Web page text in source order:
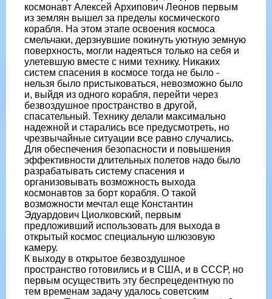
космонавт Алексей Архипович Леонов первым
из землян вышел за пределы космического
корабля. На этом этапе освоения космоса
смельчаки, дерзнувшие покинуть уютную земную
поверхность, могли надеяться только на себя и
улетевшую вместе с ними технику. Никаких
систем спасения в космосе тогда не было -
нельзя было пристыковаться, невозможно было
и, выйдя из одного корабля, перейти через
безвоздушное пространство в другой,
спасательный. Технику делали максимально
надежной и старались все предусмотреть, но
чрезвычайные ситуации все равно случались.
Для обеспечения безопасности и повышения
эффективности длительных полетов надо было
разрабатывать систему спасения и
организовывать возможность выхода
космонавтов за борт корабля. О такой
возможности мечтал еще Константин
Эдуардович Циолковский, первым
предложивший использовать для выхода в
открытый космос специальную шлюзовую
камеру.
К выходу в открытое безвоздушное
пространство готовились и в США, и в СССР, но
первым осуществить эту беспрецедентную по
тем временам задачу удалось советским